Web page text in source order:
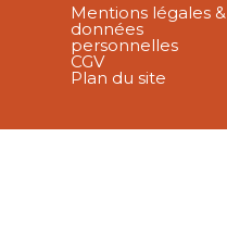
Mentions légales &
données
personnelles
CGV
Plan du site